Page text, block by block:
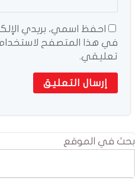
احفظ اسمي، بريدي
في هذا المتصفح
تعليقي.
بحث في الموقع